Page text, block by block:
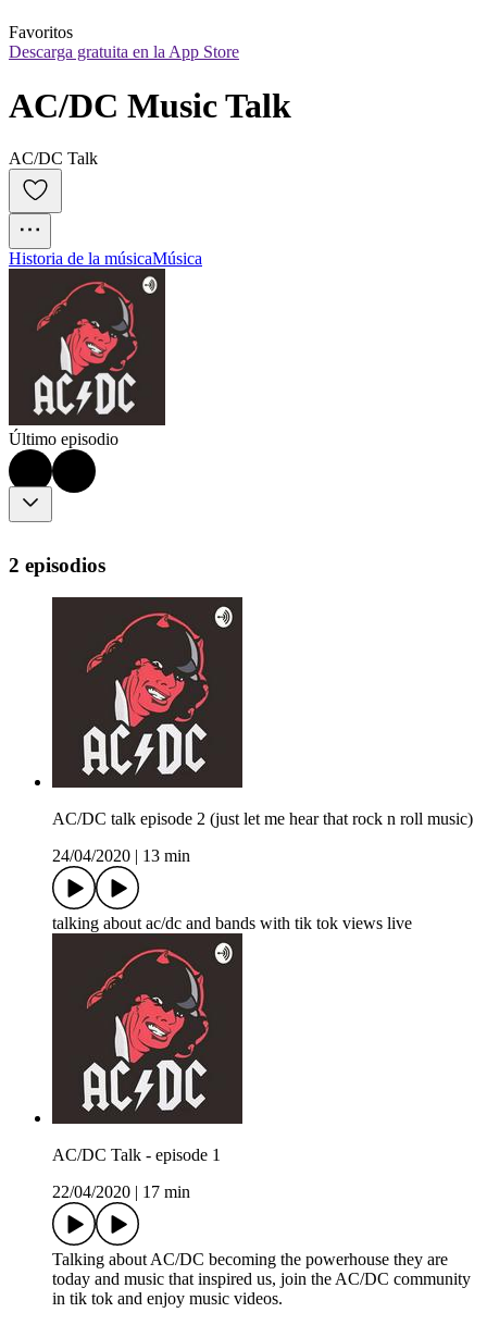
Favoritos
Descarga gratuita en la App Store
AC/DC Music Talk
AC/DC Talk
Historia de la músicaMúsica
Último episodio
2 episodios
AC/DC talk episode 2 (just let me hear that rock n roll music)
24/04/2020
13 min
talking about ac/dc and bands with tik tok views live
AC/DC Talk - episode 1
22/04/2020
17 min
Talking about AC/DC becoming the powerhouse they are
today and music that inspired us, join the AC/DC community
in tik tok and enjoy music videos.